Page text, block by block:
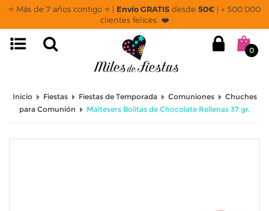
⭐ Más de 7 años contigo ⭐ | Envío GRATIS desde 50€ | + 500.000
clientes felices ❤️
0
Inicio Fiestas Fiestas de Temporada Comuniones
Chuches
para Comunión
Maltesers Bolitas de Chocolate Rellenas 37 gr.